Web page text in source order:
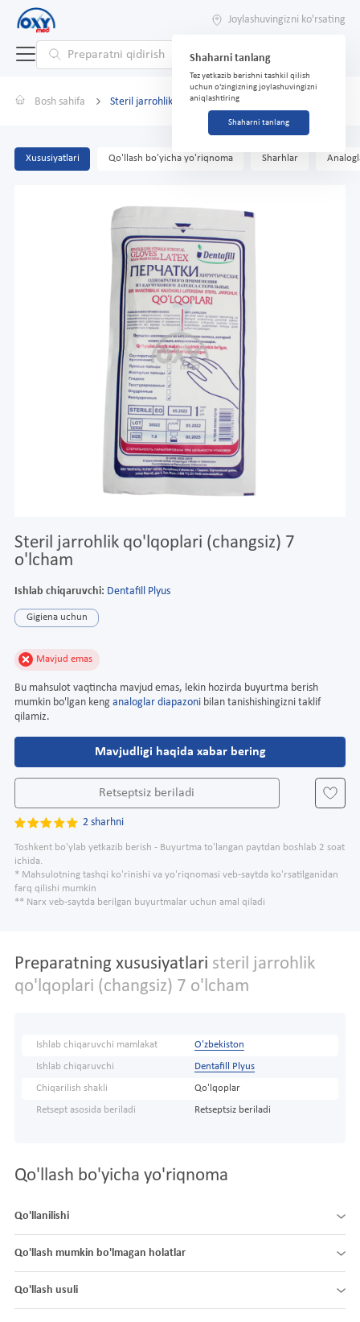
Joylashuvingizni ko'rsating
Shaharni tanlang
Tez yetkazib berishni tashkil qilish
uchun o'zingizning joylashuvingizni
aniqlashtiring
Shaharni tanlang
Bosh sahifa Steril jarrohlik qo'lqoplari (changsiz) 7 o'lcham
Xususiyatlari Qo'llash bo'yicha yo'riqnoma Sharhlar
Steril jarrohlik qo'lqoplari (changsiz) 7
o'lcham
Ishlab chiqaruvchi: Dentafill Plyus
Gigiena uchun
Mavjud emas
Bu mahsulot vaqtincha mavjud emas, lekin hozirda buyurtma berish
mumkin bo'lgan keng analoglar diapazoni bilan tanishishingizni taklif
qilamiz.
Mavjudligi haqida xabar bering
Retseptsiz beriladi
2 sharhni
Toshkent bo'ylab yetkazib berish - Buyurtma to'langan paytdan boshlab 2 soat
ichida.
* Mahsulotning tashqi ko'rinishi va yo'riqnomasi veb-saytda ko'rsatilganidan
farq qilishi mumkin
** Narx veb-saytda berilgan buyurtmalar uchun amal qiladi
Preparatning xususiyatlari steril jarrohlik
qo'lqoplari (changsiz) 7 o'lcham
Ishlab chiqaruvchi mamlakat O'zbekiston
Ishlab chiqaruvchi Dentafill Plyus
Chiqarilish shakli Qo'lqoplar
Retsept asosida beriladi Retseptsiz beriladi
Qo'llash bo'yicha yo'riqnoma
Qo'llanilishi
Qo'llash mumkin bo'lmagan holatlar
Qo'llash usuli